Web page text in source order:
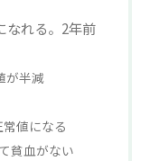
なれる。2年前
が半減
値になる
貧血がない